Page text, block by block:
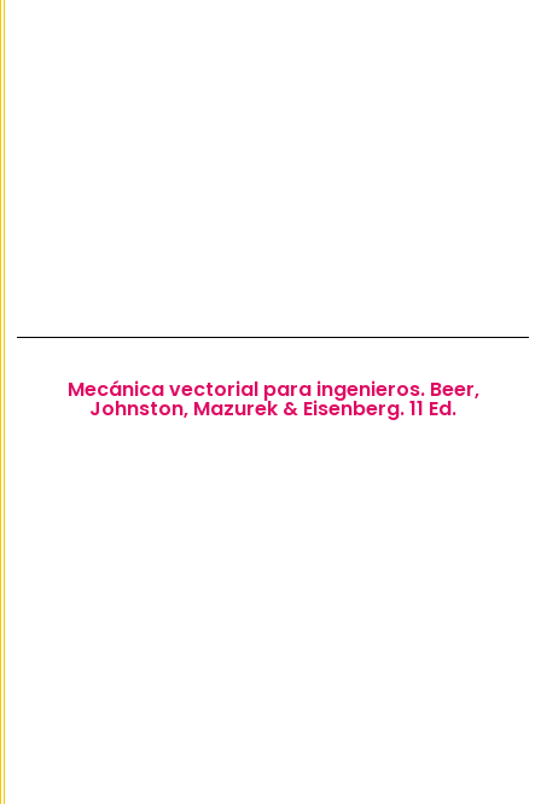
Mecánica vectorial para ingenieros. Beer,
Johnston, Mazurek & Eisenberg. 11 Ed.